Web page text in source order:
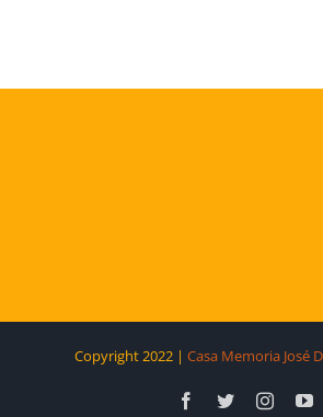
Copyright 2022 | Casa Memoria José
Facebook
Twitter